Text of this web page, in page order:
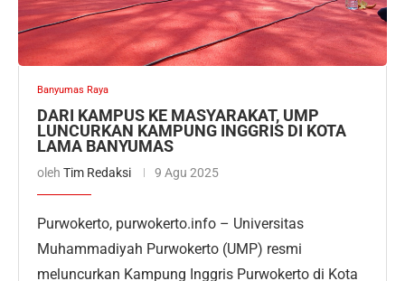
Banyumas Raya
DARI KAMPUS KE MASYARAKAT, UMP
LUNCURKAN KAMPUNG INGGRIS DI KOTA
LAMA BANYUMAS
oleh Tim Redaksi 9 Agu 2025
Purwokerto, purwokerto.info – Universitas
Muhammadiyah Purwokerto (UMP) resmi
meluncurkan Kampung Inggris Purwokerto di Kota